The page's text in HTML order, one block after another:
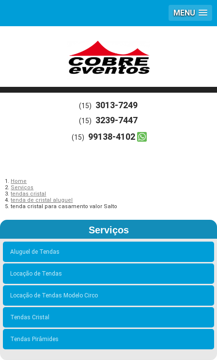
MENU
(15) 3013-7249
(15) 3239-7447
(15) 99138-4102
Home
Serviços
tendas cristal
tenda de cristal aluguel
tenda cristal para casamento valor Salto
Serviços
Aluguel de Tendas
Locação de Tendas
Locação de Tendas Modelo Circo
Tendas Cristal
Tendas Pirâmides